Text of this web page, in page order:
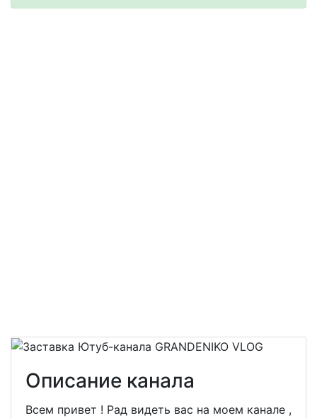
Описание канала
Всем привет ! Рад видеть вас на моем канале ,